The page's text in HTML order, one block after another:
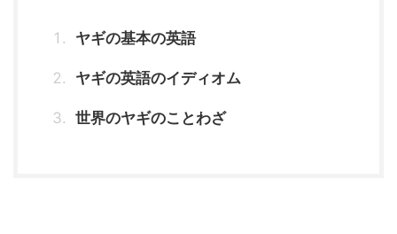
ヤギの基本の英語
ヤギの英語のイディオム
世界のヤギのことわざ